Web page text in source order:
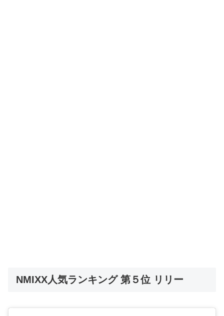
NMIXX人気ランキング 第５位 リリー